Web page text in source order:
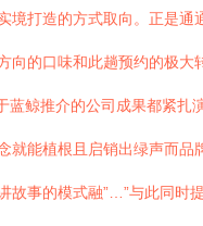
境打造的方式取向。正是
向的口味和此趟预约的极
蓝鲸推介的公司成果都紧
能植根且启销出绿声而
故事的模式融”…”与此同